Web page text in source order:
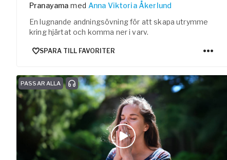
Pranayama med Anna Viktoria Åkerlund
En lugnande andningsövning för att skapa utrymme
kring hjärtat och komma ner i varv.
SPARA TILL FAVORITER
PASSAR ALLA